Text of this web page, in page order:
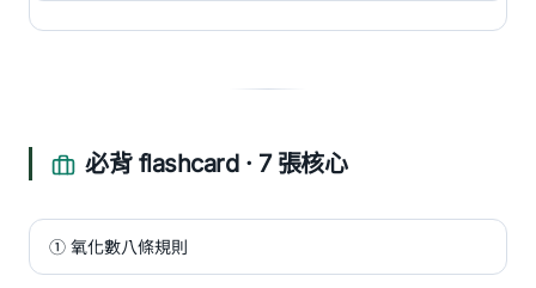
必背 flashcard · 7 張核心
① 氧化數八條規則